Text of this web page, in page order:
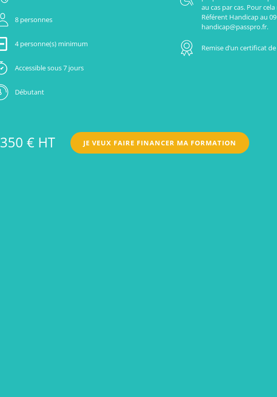
8 personnes
4 personne(s) minimum
Accessible sous 7 jours
Débutant
au cas par cas. Pour
Référent Handicap au
handicap@passpro.fr.
Remise d’un certificat
350 € HT JE VEUX FAIRE FINANCER MA FORMATION